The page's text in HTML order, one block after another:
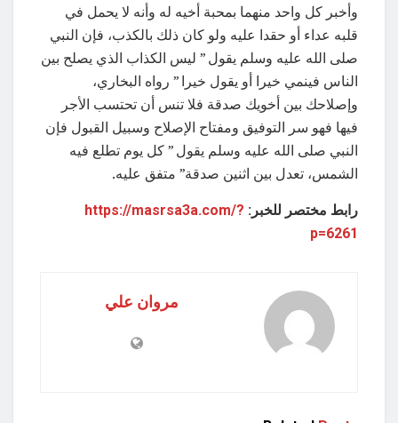
وأخبر كل واحد منهما بمحبة أخيه له وأنه لا يحمل في
قلبه عداء أو حقدا عليه ولو كان ذلك بالكذب، فإن النبي
صلى الله عليه وسلم يقول ” ليس الكذاب الذي يصلح بين
الناس فينمي خيرا أو يقول خيرا ” رواه البخاري،
وإصلاحك بين أخويك صدقة فلا تنس أن تحتسب الأجر
فيها فهو سر التوفيق ومفتاح الإصلاح وسبيل القبول فإن
النبي صلى الله عليه وسلم يقول ” كل يوم تطلع فيه
الشمس، تعدل بين اثنين صدقة” متفق عليه.
رابط مختصر للخبر: https://masrsa3a.com/?
p=6261
مروان علي